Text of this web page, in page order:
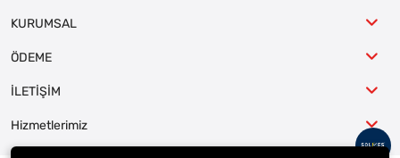
KURUMSAL
ÖDEME
İLETİŞİM
Hizmetlerimiz